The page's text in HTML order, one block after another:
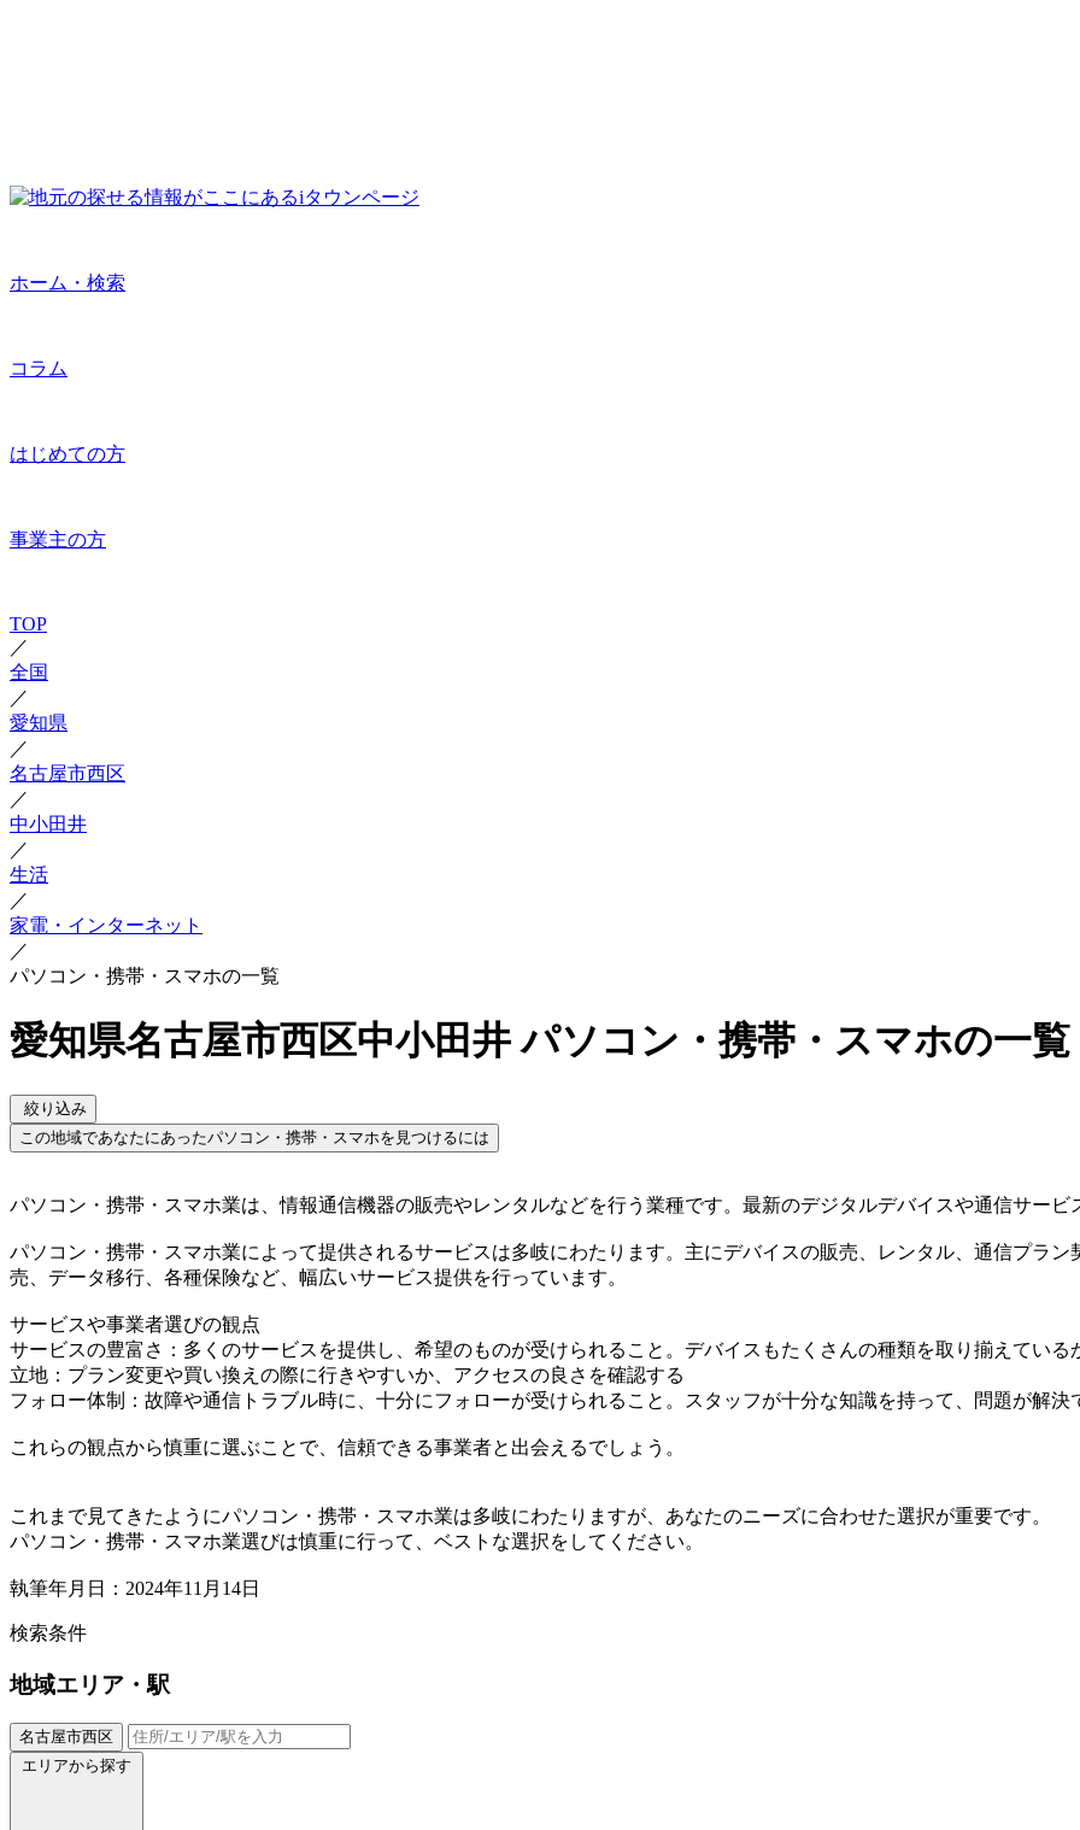
ホーム・検索
コラム
はじめての方
事業主の方
TOP
／
全国
／
愛知県
／
名古屋市西区
／
中小田井
／
生活
／
家電・インターネット
／
パソコン・携帯・スマホの一覧
愛知県名古屋市西区中小田井 パソコン・携帯・スマホの一覧
絞り込み
この地域であなたにあったパソコン・携帯・スマホを見つけるには
パソコン・携帯・スマホ業は、情報通信機器の販売やレンタルなどを行う業種です。最新のデジタルデバイスや通信サービ
パソコン・携帯・スマホ業によって提供されるサービスは多岐にわたります。主にデバイスの販売、レンタル、通信プラ
売、データ移行、各種保険など、幅広いサービス提供を行っています。
サービスや事業者選びの観点
サービスの豊富さ：多くのサービスを提供し、希望のものが受けられること。デバイスもたくさんの種類を取り揃えている
立地：プラン変更や買い換えの際に行きやすいか、アクセスの良さを確認する
フォロー体制：故障や通信トラブル時に、十分にフォローが受けられること。スタッフが十分な知識を持って、問題が解決
これらの観点から慎重に選ぶことで、信頼できる事業者と出会えるでしょう。
これまで見てきたようにパソコン・携帯・スマホ業は多岐にわたりますが、あなたのニーズに合わせた選択が重要です。
パソコン・携帯・スマホ業選びは慎重に行って、ベストな選択をしてください。
執筆年月日：2024年11月14日
検索条件
地域エリア・駅
名古屋市西区
エリアから探す